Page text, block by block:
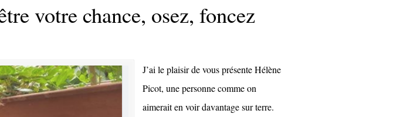
votre chance, osez, foncez
J’ai le plaisir de vous présente Hélène
Picot, une personne comme on
aimerait en voir davantage sur terre.